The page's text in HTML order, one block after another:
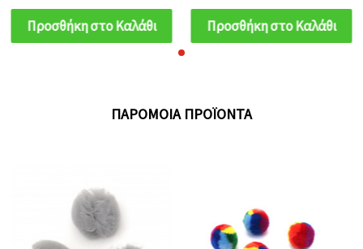
Προσθήκη στο Καλάθι Προσθήκη στο Καλάθι
ΠΑΡΌΜΟΙΑ ΠΡΟΪΌΝΤΑ